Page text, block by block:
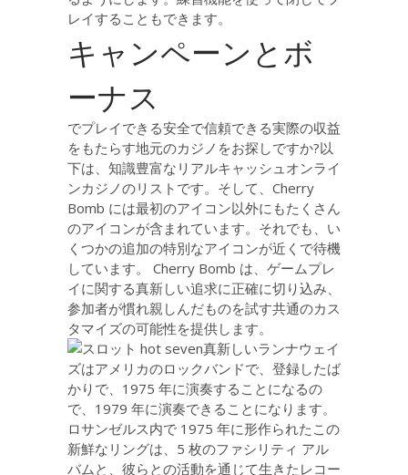
レイすることもできます。
キャンペーンとボ
ーナス
でプレイできる安全で信頼できる実際の収益
をもたらす地元のカジノをお探しですか?以
下は、知識豊富なリアルキャッシュオンライ
ンカジノのリストです。そして、Cherry
Bomb には最初のアイコン以外にもたくさん
のアイコンが含まれています。それでも、い
くつかの追加の特別なアイコンが近くで待機
しています。 Cherry Bomb は、ゲームプレ
イに関する真新しい追求に正確に切り込み、
参加者が慣れ親しんだものを試す共通のカス
タマイズの可能性を提供します。
真新しいランナウェイ
ズはアメリカのロックバンドで、登録したば
かりで、1975 年に演奏することになるの
で、1979 年に演奏できることになります。
ロサンゼルス内で 1975 年に形作られたこの
新鮮なリングは、5 枚のファシリティ アル
バムと、彼らとの活動を通じて生きたレコー